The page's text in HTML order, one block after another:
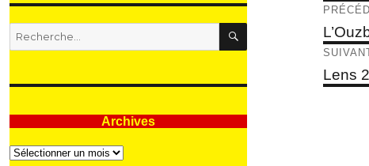
de
Article
Article
suivant :
Lens
Recherche
pour
RECHERCHE
Archives
Archives